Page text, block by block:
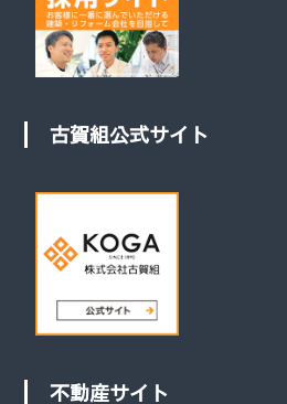
古賀組公式サイト
不動産サイト